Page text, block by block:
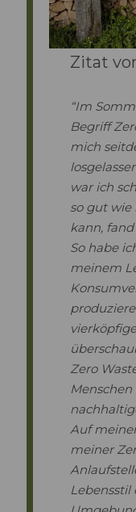
Zitat
“Im
Begriff
mich
war ich
so gut
kann,
So habe
meinem
Zero
Auf
meiner
Lebensstil